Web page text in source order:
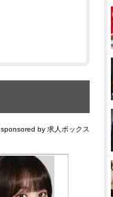
sponsored by 求人ボックス